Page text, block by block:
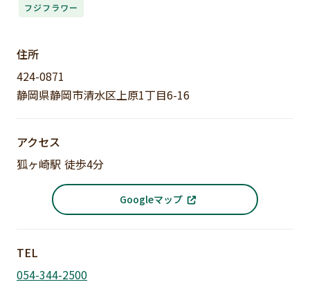
フジフラワー
住所
424-0871
静岡県静岡市清水区上原1丁目6-16
アクセス
狐ヶ崎駅 徒歩4分
Googleマップ
TEL
054-344-2500